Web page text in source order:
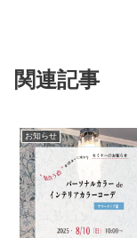
関連記事
お知らせ